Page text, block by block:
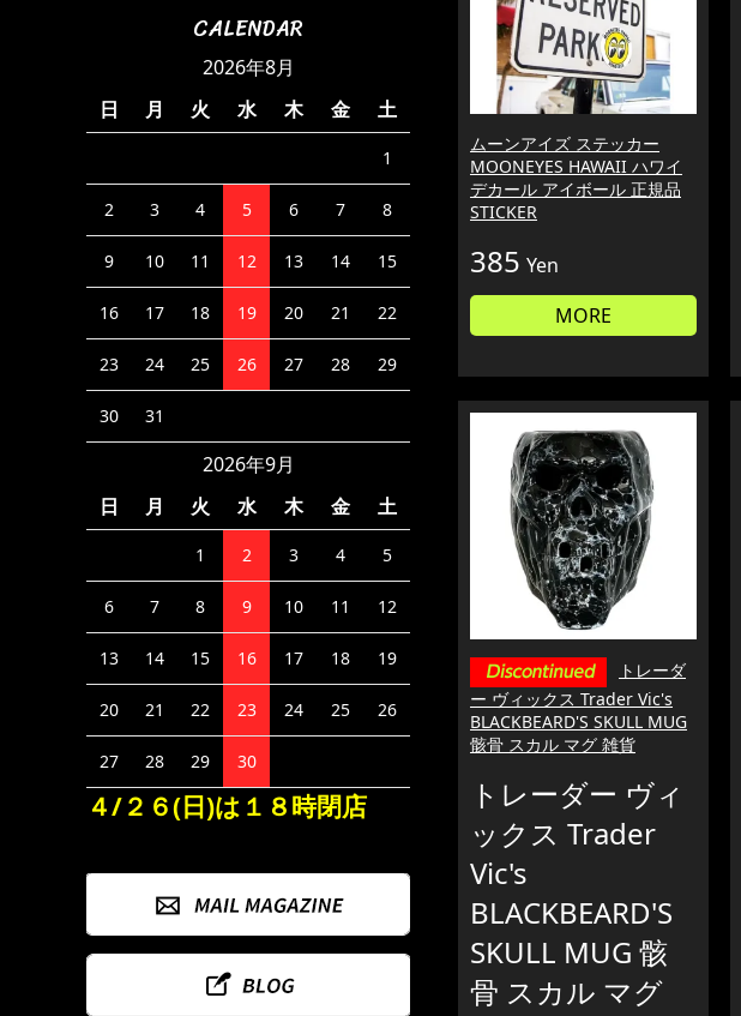
CALENDAR
2026年8月
日
月 火 水 木 金 土
1
2 3 4 5 6 7 8
9 10 11 12 13 14 15
16 17 18 19 20 21 22
23 24 25 26 27 28 29
30 31
2026年9月
日
月 火 水 木 金 土
1 2 3 4 5
6 7 8 9 10 11 12
13 14 15 16 17 18 19
20 21 22 23 24 25 26
27 28 29 30
４/２６(日)は１８時閉店
ムーンアイズ ステッカー
MOONEYES HAWAII ハワイ
デカール アイボール 正規品
STICKER
385 Yen
MORE
トレーダ
ー ヴィックス Trader Vic's
BLACKBEARD'S SKULL MUG
骸骨 スカル マグ 雑貨
トレーダー ヴィ
ックス Trader
Vic's
BLACKBEARD'S
SKULL MUG 骸
骨 スカル マグ